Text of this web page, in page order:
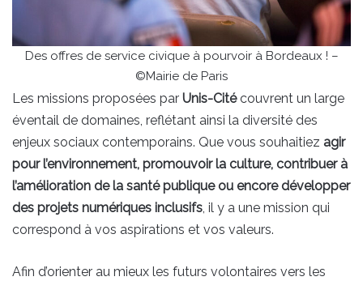
Des offres de service civique à pourvoir à Bordeaux ! –
©Mairie de Paris
Les missions proposées par Unis-Citécouvrent un large
éventail de domaines, reflétant ainsi la diversité des
enjeux sociaux contemporains. Que vous souhaitiez agir
pour l’environnement, promouvoir la culture, contribuer à
l’amélioration de la santé publique ou encore développer
des projets numériques inclusifs, il y a une mission qui
correspond à vos aspirations et vos valeurs.
Afin d’orienter au mieux les futurs volontaires vers les